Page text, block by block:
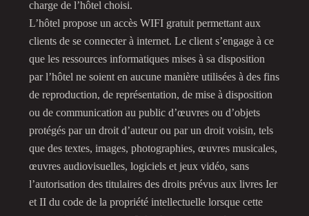
charge de l’hôtel choisi.
L’hôtel propose un accès WIFI gratuit permettant aux
clients de se connecter à internet. Le client s’engage à ce
que les ressources informatiques mises à sa disposition
par l’hôtel ne soient en aucune manière utilisées à des fins
de reproduction, de représentation, de mise à disposition
ou de communication au public d’œuvres ou d’objets
protégés par un droit d’auteur ou par un droit voisin, tels
que des textes, images, photographies, œuvres musicales,
œuvres audiovisuelles, logiciels et jeux vidéo, sans
l’autorisation des titulaires des droits prévus aux livres Ier
et II du code de la propriété intellectuelle lorsque cette